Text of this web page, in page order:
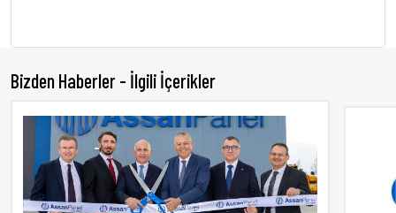
Bizden Haberler - İlgili İçerikler